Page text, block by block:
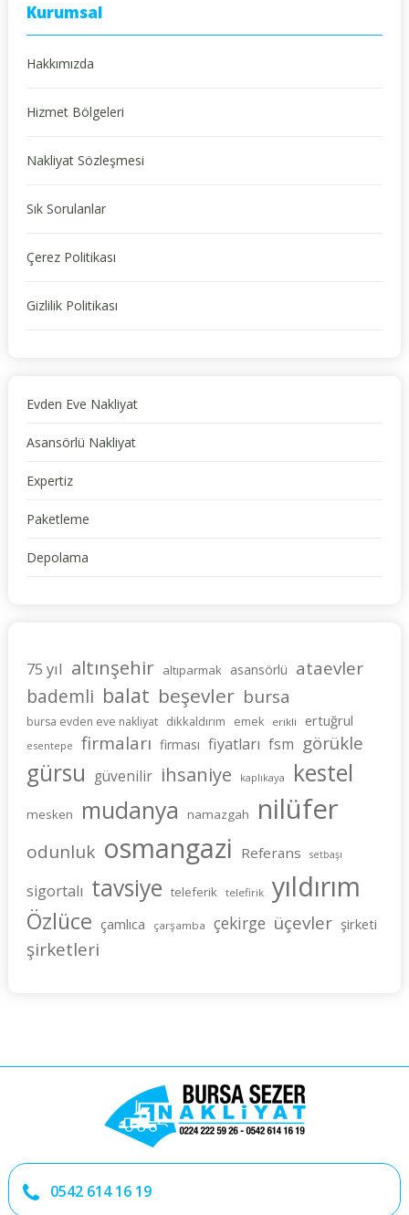
Kurumsal
Hakkımızda
Hizmet Bölgeleri
Nakliyat Sözleşmesi
Sık Sorulanlar
Çerez Politikası
Gizlilik Politikası
Evden Eve Nakliyat
Asansörlü Nakliyat
Expertiz
Paketleme
Depolama
75 yıl altınşehir altıparmak asansörlü ataevler
bademli balat beşevler bursa
bursa evden eve nakliyat dikkaldırım emek erikli ertuğrul
esentepe firmaları firması fiyatları fsm görükle
gürsu güvenilir ihsaniye kaplıkaya kestel
mesken mudanya namazgah nilüfer
odunluk osmangazi Referans setbaşı
sigortalı tavsiye teleferik telefirik yıldırım
Özlüce çamlıca çarşamba çekirge üçevler şirketi
şirketleri
0542 614 16 19